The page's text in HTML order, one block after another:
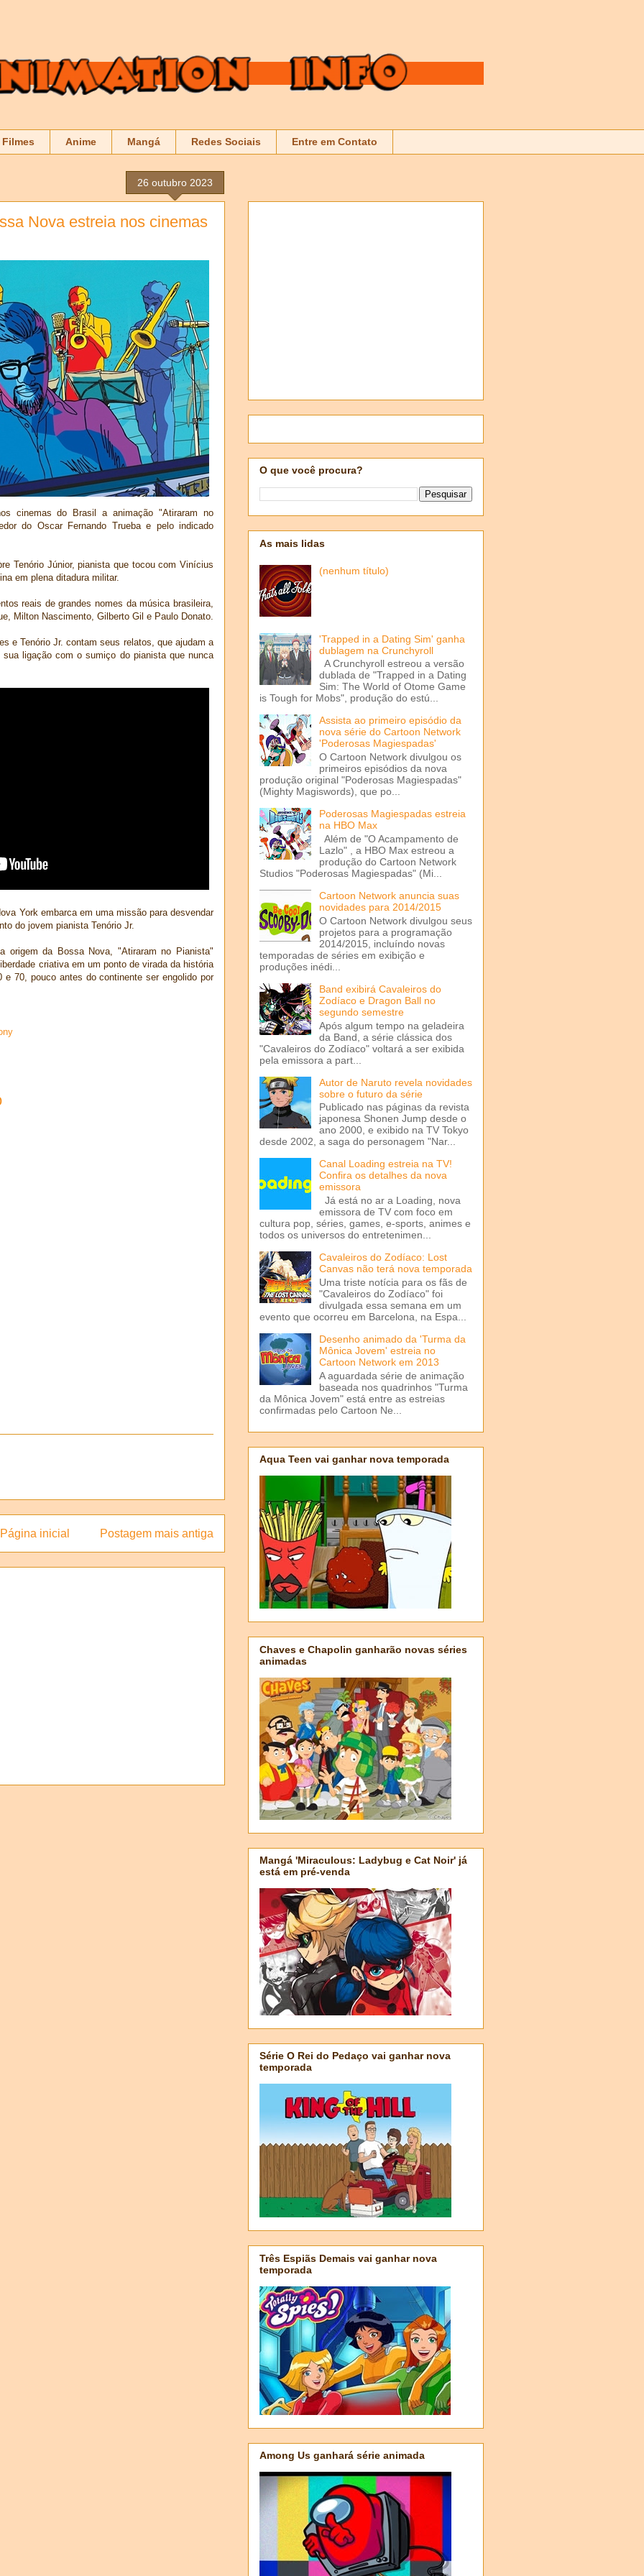
Filmes Anime Mangá Redes Sociais Entre em Contato
26 outubro 2023
Nova estreia nos cinemas
cinemas do Brasil a animação "Atiraram no
do Oscar Fernando Trueba e pelo indicado
Tenório Júnior, pianista que tocou com Vinícius
em plena ditadura militar.
reais de grandes nomes da música brasileira,
Milton Nascimento, Gilberto Gil e Paulo Donato.
e Tenório Jr. contam seus relatos, que ajudam a
sua ligação com o sumiço do pianista que nunca
York embarca em uma missão para desvendar
do jovem pianista Tenório Jr.
origem da Bossa Nova, "Atiraram no Pianista"
criativa em um ponto de virada da história
e 70, pouco antes do continente ser engolido por
Postagem mais antiga
Página inicial
O que você procura?
As mais lidas
(nenhum título)
'Trapped in a Dating Sim' ganha
dublagem na Crunchyroll
A Crunchyroll estreou a versão
dublada de "Trapped in a Dating
Sim: The World of Otome Game
is Tough for Mobs", produção do estú...
Assista ao primeiro episódio da
nova série do Cartoon Network
'Poderosas Magiespadas'
O Cartoon Network divulgou os
primeiros episódios da nova
produção original "Poderosas Magiespadas"
(Mighty Magiswords), que po...
Poderosas Magiespadas estreia
na HBO Max
Além de "O Acampamento de
Lazlo" , a HBO Max estreou a
produção do Cartoon Network
Studios "Poderosas Magiespadas" (Mi...
Cartoon Network anuncia suas
novidades para 2014/2015
O Cartoon Network divulgou seus
projetos para a programação
2014/2015, incluíndo novas
temporadas de séries em exibição e
produções inédi...
Band exibirá Cavaleiros do
Zodíaco e Dragon Ball no
segundo semestre
Após algum tempo na geladeira
da Band, a série clássica dos
"Cavaleiros do Zodíaco" voltará a ser exibida
pela emissora a part...
Autor de Naruto revela novidades
sobre o futuro da série
Publicado nas páginas da revista
japonesa Shonen Jump desde o
ano 2000, e exibido na TV Tokyo
desde 2002, a saga do personagem "Nar...
Canal Loading estreia na TV!
Confira os detalhes da nova
emissora
Já está no ar a Loading, nova
emissora de TV com foco em
cultura pop, séries, games, e-sports, animes e
todos os universos do entretenimen...
Cavaleiros do Zodíaco: Lost
Canvas não terá nova temporada
Uma triste notícia para os fãs de
"Cavaleiros do Zodíaco" foi
divulgada essa semana em um
evento que ocorreu em Barcelona, na Espa...
Desenho animado da 'Turma da
Mônica Jovem' estreia no
Cartoon Network em 2013
A aguardada série de animação
baseada nos quadrinhos "Turma
da Mônica Jovem" está entre as estreias
confirmadas pelo Cartoon Ne...
Aqua Teen vai ganhar nova temporada
Chaves e Chapolin ganharão novas séries
animadas
Mangá 'Miraculous: Ladybug e Cat Noir' já
está em pré-venda
Série O Rei do Pedaço vai ganhar nova
temporada
Três Espiãs Demais vai ganhar nova
temporada
Among Us ganhará série animada